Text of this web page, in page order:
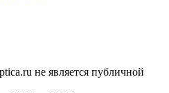
не является публичной